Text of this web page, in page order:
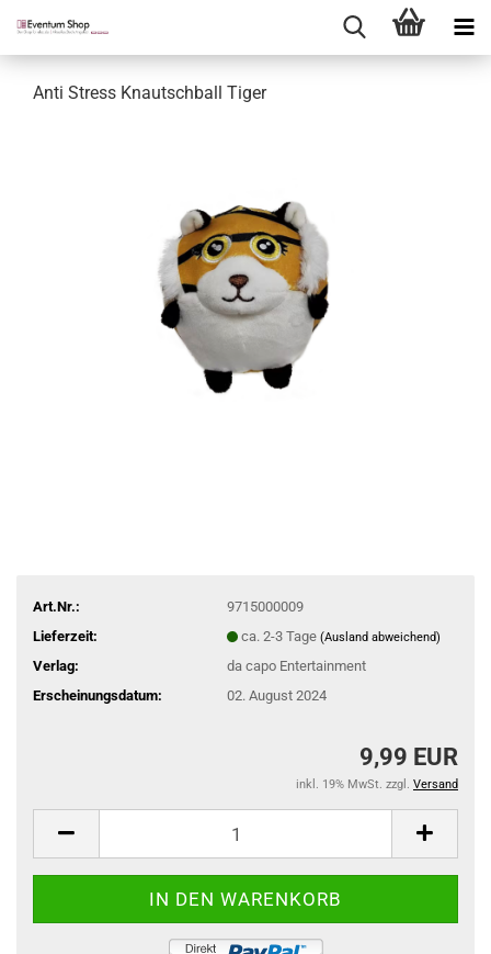
Anti Stress Knautschball Tiger
Art.Nr.:
9715000009
Lieferzeit:
ca. 2-3 Tage (Ausland abweichend)
Verlag:
da capo Entertainment
Erscheinungsdatum:
02. August 2024
9,99 EUR
inkl. 19% MwSt. zzgl. Versand